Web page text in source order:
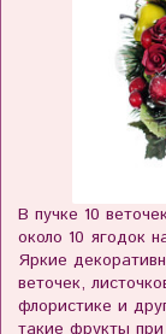
В пучке 10
около 10 ягодок
Яркие
веточек,
флористике и
такие фрукты